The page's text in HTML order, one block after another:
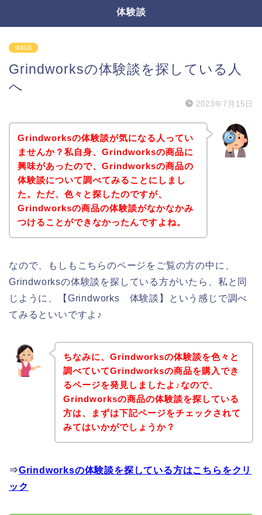
体験談
体験談
Grindworksの体験談を探している人
へ
2023年7月15日
Grindworksの体験談が気になる人ってい
ませんか？私自身、Grindworksの商品に
興味があったので、Grindworksの商品の
体験談について調べてみることにしまし
た。ただ、色々と探したのですが、
Grindworksの商品の体験談がなかなかみ
つけることができなかったんですよね。
なので、もしもこちらのページをご覧の方の中に、
Grindworksの体験談を探している方がいたら、私と同
じように、【Grindworks 体験談】という感じで調べ
てみるといいですよ♪
ちなみに、Grindworksの体験談を色々と
調べていてGrindworksの商品を購入でき
るページを発見しましたよ♪なので、
Grindworksの商品の体験談を探している
方は、まずは下記ページをチェックされて
みてはいかがでしょうか？
⇒Grindworksの体験談を探している方はこちらをクリ
ック